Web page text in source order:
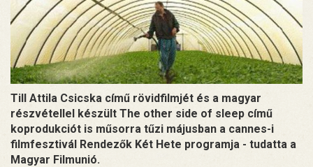
Till Attila Csicska című rövidfilmjét és a magyar
részvétellel készült The other side of sleep című
koprodukciót is műsorra tűzi májusban a cannes-i
filmfesztivál Rendezők Két Hete programja - tudatta a
Magyar Filmunió.